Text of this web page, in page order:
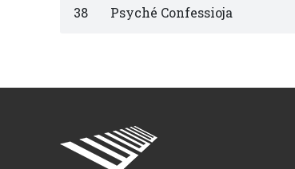
38 Psyché Confessioja